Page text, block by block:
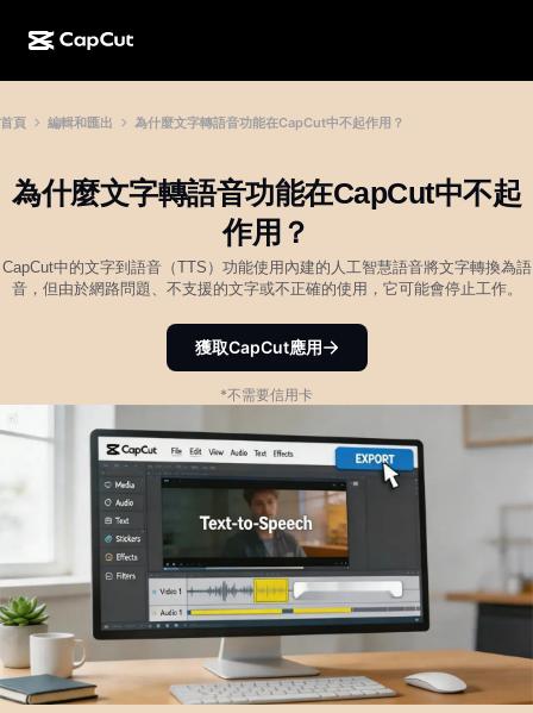
CapCut 桌面版
CapCut 線上版
CapCut 行動版
AI 創作
影片工作室
AI 影片生成器
Nano Banana Pro
Gemini Omni
文字與音訊
自動字幕
字幕範本
功能
影片編輯器與生成器
影像編輯器與生成器
使用案例
社群媒體
行銷
生活風格與 Vlog
自訂設計
社群媒體範本
節日範本
特效範本
商業範本
產業範本
回顧範本
關於
聯盟夥伴
創意合作夥伴計劃
CapCut 創意校園
信任中心
說明中心
首頁 編輯和匯出 為什麼文字轉語音功能在CapCut中不起作用？
為什麼文字轉語音功能在CapCut中不起
作用？
CapCut中的文字到語音（TTS）功能使用內建的人工智慧語音將文字轉換為語
音，但由於網路問題、不支援的文字或不正確的使用，它可能會停止工作。
獲取CapCut應用
*不需要信用卡